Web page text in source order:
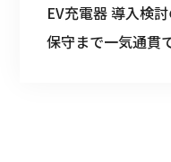
EV充電器 導入検
保守まで一気通貫